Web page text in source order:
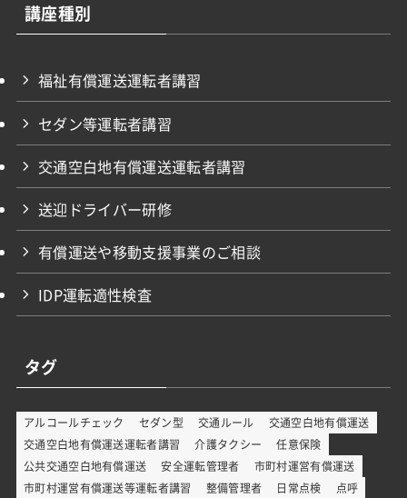
講座種別
福祉有償運送運転者講習
セダン等運転者講習
交通空白地有償運送運転者講習
送迎ドライバー研修
有償運送や移動支援事業のご相談
IDP運転適性検査
タグ
アルコールチェック セダン型 交通ルール
交通空白地有償運送
交通空白地有償運送運転者講習
介護タクシー
任意保険
公共交通空白地有償運送
安全運転管理者
市町村運営有償運送
市町村運営有償運送等運転者講習
整備管理者 日常点検
点呼